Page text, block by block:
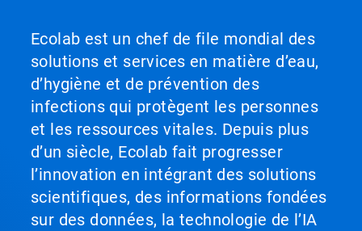
Ecolab est un chef de file mondial des
solutions et services en matière d’eau,
d’hygiène et de prévention des
infections qui protègent les personnes
et les ressources vitales. Depuis plus
d’un siècle, Ecolab fait progresser
l’innovation en intégrant des solutions
scientifiques, des informations fondées
sur des données, la technologie de l’IA